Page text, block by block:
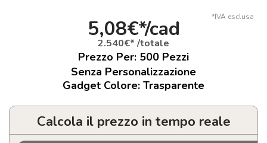
*IVA esclusa
5,08€*/cad
2.540€* /totale
Prezzo Per: 500 Pezzi
Senza Personalizzazione
Gadget Colore: Trasparente
Calcola il prezzo in tempo reale